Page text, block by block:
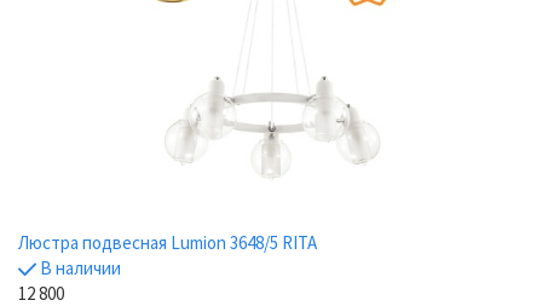
Люстра подвесная Lumion 3648/5 RITA
В наличии
12 800